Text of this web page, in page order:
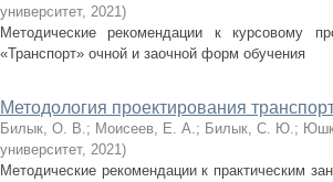
университет, 2021)
Методические рекомендации к курсовому
«Транспорт» очной и заочной форм обучения
Методология проектирования
Билык, О. В.; Моисеев, Е. А.; Билык, С. Ю.;
университет, 2021)
Методические рекомендации к практическим